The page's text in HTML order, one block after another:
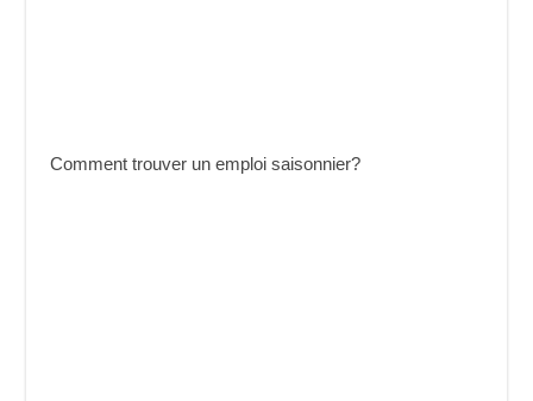
Comment trouver un emploi saisonnier?